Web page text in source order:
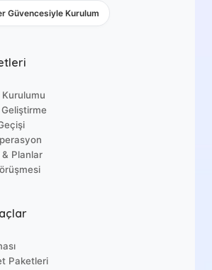
Güvencesiyle Kurulum
Planlar
Paketleri